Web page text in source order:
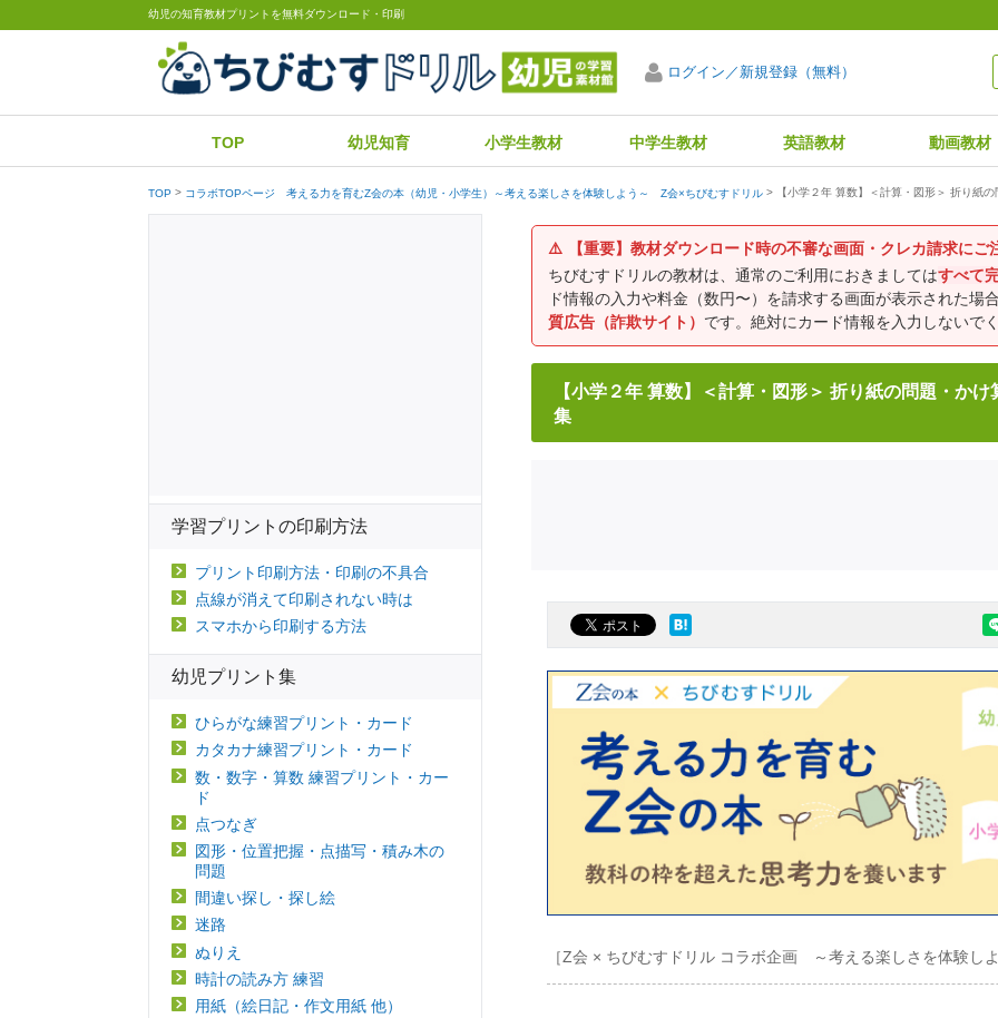
幼児の知育教材プリントを無料ダウンロード・印刷
ログイン／新規登録（無料）
TOP 幼児知育 小学生教材 中学生教材 英語教材 動画教材
TOP コラボTOPページ 考える力を育むZ会の本（幼児・小学生）～考える楽しさを体験しよう～ Z会×ちびむすドリル 【小学２年 算数】＜計算・図形＞ 折り紙
⚠️
【重要】教材ダウンロード時の不審な画面・クレカ請求にご
ちびむすドリルの教材は、通常のご利用におきましてはすべて
ド情報の入力や料金（数円〜）を請求する画面が表示された場
質広告（詐欺サイト） です。絶対にカード情報を入力しないで
【小学２年 算数】＜計算・図形＞ 折り紙の問題・か
集
［Z会 × ちびむすドリル コラボ企画 ～考える楽しさを体験し
学習プリントの印刷方法
プリント印刷方法・印刷の不具合
点線が消えて印刷されない時は
スマホから印刷する方法
幼児プリント集
ひらがな練習プリント・カード
カタカナ練習プリント・カード
数・数字・算数 練習プリント・カー
ド
点つなぎ
図形・位置把握・点描写・積み木の
問題
間違い探し・探し絵
迷路
ぬりえ
時計の読み方 練習
用紙（絵日記・作文用紙 他）